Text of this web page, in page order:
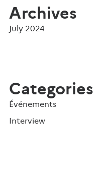
Archives
July 2024
Categories
Événements
Interview